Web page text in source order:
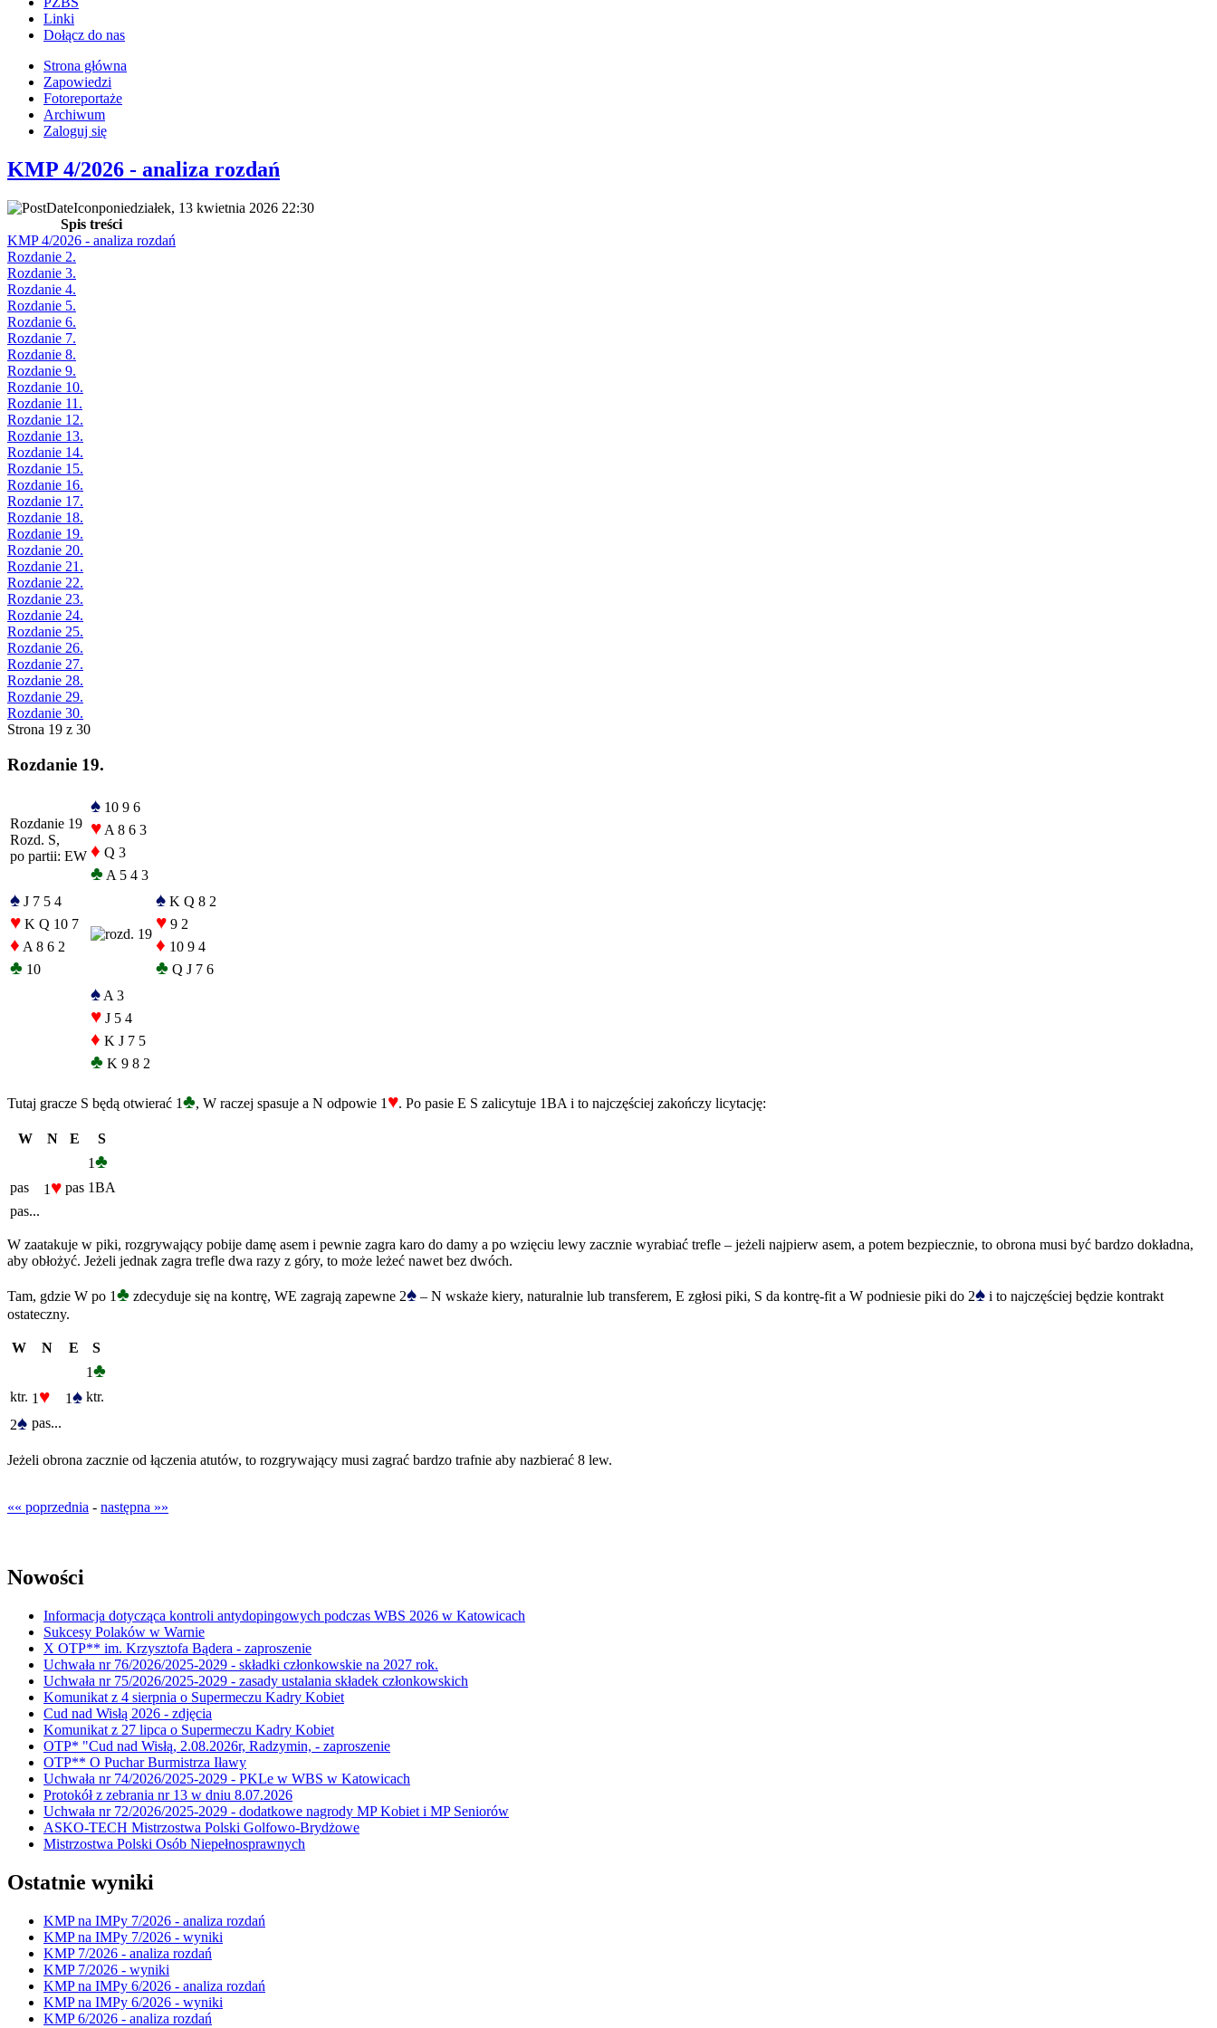
Linki
Dołącz do nas
Strona główna
Zapowiedzi
Fotoreportaże
Archiwum
Zaloguj się
KMP 4/2026 - analiza rozdań
poniedziałek, 13 kwietnia 2026 22:30
Spis treści
KMP 4/2026 - analiza rozdań
Rozdanie 2.
Rozdanie 3.
Rozdanie 4.
Rozdanie 5.
Rozdanie 6.
Rozdanie 7.
Rozdanie 8.
Rozdanie 9.
Rozdanie 10.
Rozdanie 11.
Rozdanie 12.
Rozdanie 13.
Rozdanie 14.
Rozdanie 15.
Rozdanie 16.
Rozdanie 17.
Rozdanie 18.
Rozdanie 19.
Rozdanie 20.
Rozdanie 21.
Rozdanie 22.
Rozdanie 23.
Rozdanie 24.
Rozdanie 25.
Rozdanie 26.
Rozdanie 27.
Rozdanie 28.
Rozdanie 29.
Rozdanie 30.
Strona 19 z 30
Rozdanie 19.
Rozdanie 19
Rozd. S,
po partii: EW
♠ 10 9 6
♥ A 8 6 3
♦ Q 3
♣ A 5 4 3
♠ J 7 5 4
♥ K Q 10 7
♦ A 8 6 2
♣ 10
♠ K Q 8 2
♥ 9 2
♦ 10 9 4
♣ Q J 7 6
♠ A 3
♥ J 5 4
♦ K J 7 5
♣ K 9 8 2
Tutaj gracze S będą otwierać 1♣, W raczej spasuje a N odpowie 1 ♥. Po pasie E S zalicytuje 1BA i to najczęściej zakończy licytację:
W N E
S
1♣
pas 1 ♥ pas 1BA
pas...
W zaatakuje w piki, rozgrywający pobije damę asem i pewnie zagra karo do damy a po wzięciu lewy zacznie wyrabiać trefle – jeżeli najpierw asem, a potem bezpiecznie, to obrona musi być bardzo dokładna,
aby obłożyć. Jeżeli jednak zagra trefle dwa razy z góry, to może leżeć nawet bez dwóch.
Tam, gdzie W po 1♣ zdecyduje się na kontrę, WE zagrają zapewne 2♠ – N wskaże kiery, naturalnie lub transferem, E zgłosi piki, S da kontrę-fit a W podniesie piki do 2♠ i to najczęściej będzie kontrakt
ostateczny.
W N E
S
1♣
ktr. 1 ♥ 1♠ ktr.
2♠ pas...
Jeżeli obrona zacznie od łączenia atutów, to rozgrywający musi zagrać bardzo trafnie aby nazbierać 8 lew.
«« poprzednia - następna »»
Nowości
Informacja dotycząca kontroli antydopingowych podczas WBS 2026 w Katowicach
Sukcesy Polaków w Warnie
X OTP** im. Krzysztofa Bądera - zaproszenie
Uchwała nr 76/2026/2025-2029 - składki członkowskie na 2027 rok.
Uchwała nr 75/2026/2025-2029 - zasady ustalania składek członkowskich
Komunikat z 4 sierpnia o Supermeczu Kadry Kobiet
Cud nad Wisłą 2026 - zdjęcia
Komunikat z 27 lipca o Supermeczu Kadry Kobiet
OTP* "Cud nad Wisłą, 2.08.2026r, Radzymin, - zaproszenie
OTP** O Puchar Burmistrza Iławy
Uchwała nr 74/2026/2025-2029 - PKLe w WBS w Katowicach
Protokół z zebrania nr 13 w dniu 8.07.2026
Uchwała nr 72/2026/2025-2029 - dodatkowe nagrody MP Kobiet i MP Seniorów
ASKO-TECH Mistrzostwa Polski Golfowo-Brydżowe
Mistrzostwa Polski Osób Niepełnosprawnych
Ostatnie wyniki
KMP na IMPy 7/2026 - analiza rozdań
KMP na IMPy 7/2026 - wyniki
KMP 7/2026 - analiza rozdań
KMP 7/2026 - wyniki
KMP na IMPy 6/2026 - analiza rozdań
KMP na IMPy 6/2026 - wyniki
KMP 6/2026 - analiza rozdań